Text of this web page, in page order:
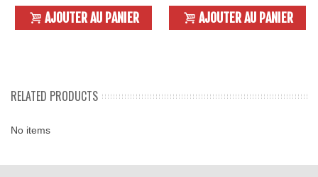
AJOUTER AU PANIER AJOUTER AU PANIER
RELATED PRODUCTS
No items